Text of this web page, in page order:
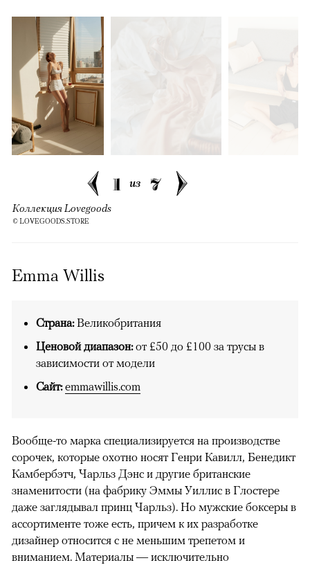
1 из 7
Коллекция Lovegoods
© LOVEGOODS.STORE
Emma Willis
Страна:Великобритания
Ценовой диапазон:от £50 до £100 за трусы в
зависимости от модели
Сайт:emmawillis.com
Вообще-то марка специализируется на производстве
сорочек, которые охотно носят Генри Кавилл, Бенедикт
Камбербэтч, Чарльз Дэнс и другие британские
знаменитости (на фабрику Эммы Уиллис в Глостере
даже заглядывал принц Чарльз). Но мужские боксеры в
ассортименте тоже есть, причем к их разработке
дизайнер относится с не меньшим трепетом и
вниманием. Материалы — исключительно